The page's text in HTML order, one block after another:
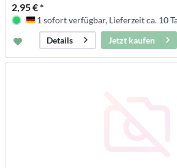
2,95 € *
Deutschland
1 sofort verfügbar, Lieferzeit ca. 10
Details
Jetzt kaufen